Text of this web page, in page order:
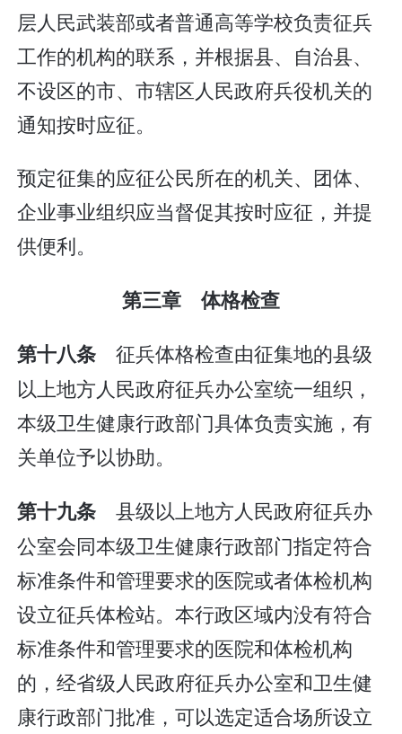
层人民武装部或者普通高等学校负责征兵
工作的机构的联系，并根据县、自治县、
不设区的市、市辖区人民政府兵役机关的
通知按时应征。
预定征集的应征公民所在的机关、团体、
企业事业组织应当督促其按时应征，并提
供便利。
第三章 体格检查
第十八条 征兵体格检查由征集地的县级
以上地方人民政府征兵办公室统一组织，
本级卫生健康行政部门具体负责实施，有
关单位予以协助。
第十九条 县级以上地方人民政府征兵办
公室会同本级卫生健康行政部门指定符合
标准条件和管理要求的医院或者体检机构
设立征兵体检站。本行政区域内没有符合
标准条件和管理要求的医院和体检机构
的，经省级人民政府征兵办公室和卫生健
康行政部门批准，可以选定适合场所设立